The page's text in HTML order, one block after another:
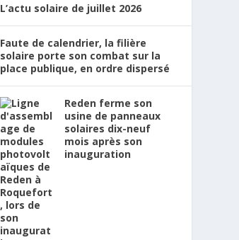
L’actu solaire de juillet 2026
Faute de calendrier, la filière
solaire porte son combat sur la
place publique, en ordre dispersé
Reden ferme son
usine de panneaux
solaires dix-neuf
mois après son
inauguration